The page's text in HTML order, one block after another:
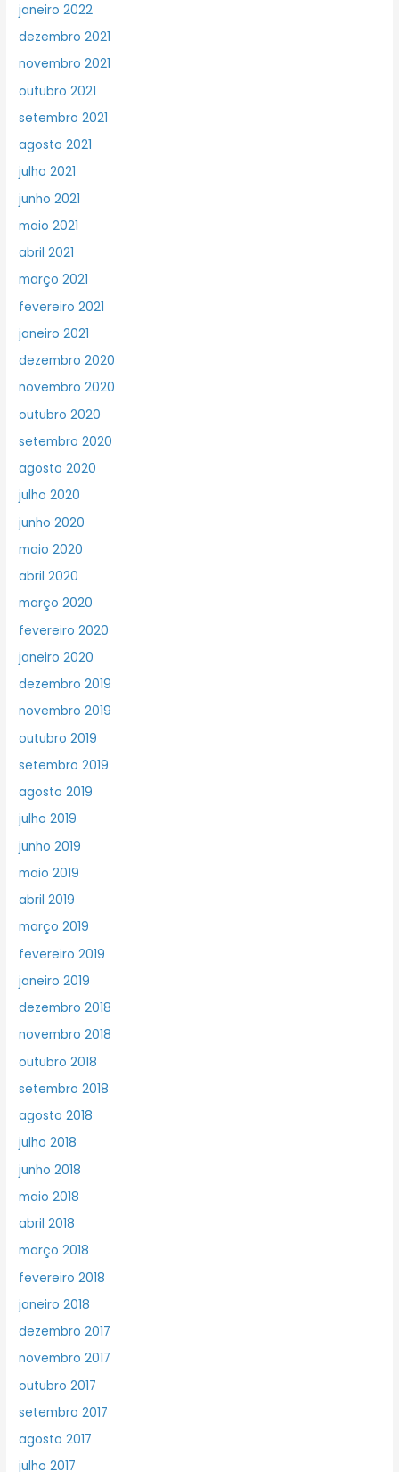
janeiro 2022
dezembro 2021
novembro 2021
outubro 2021
setembro 2021
agosto 2021
julho 2021
junho 2021
maio 2021
abril 2021
março 2021
fevereiro 2021
janeiro 2021
dezembro 2020
novembro 2020
outubro 2020
setembro 2020
agosto 2020
julho 2020
junho 2020
maio 2020
abril 2020
março 2020
fevereiro 2020
janeiro 2020
dezembro 2019
novembro 2019
outubro 2019
setembro 2019
agosto 2019
julho 2019
junho 2019
maio 2019
abril 2019
março 2019
fevereiro 2019
janeiro 2019
dezembro 2018
novembro 2018
outubro 2018
setembro 2018
agosto 2018
julho 2018
junho 2018
maio 2018
abril 2018
março 2018
fevereiro 2018
janeiro 2018
dezembro 2017
novembro 2017
outubro 2017
setembro 2017
agosto 2017
julho 2017